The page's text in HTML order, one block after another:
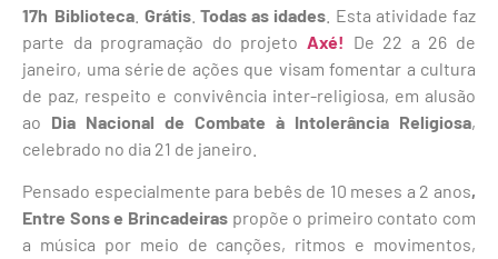
17h Biblioteca Grátis. Todas as idades . Esta atividade faz
parte da programação do projeto Axé! De 22 a 26 de
janeiro, uma série de ações que visam fomentar a cultura
de paz, respeito e convivência inter-religiosa, em alusão
ao Dia Nacional de Combate à Intolerância Religiosa,
celebrado no dia 21 de janeiro.
Pensado especialmente para bebês de 10 meses a 2 anos,
Entre Sons e Brincadeiraspropõe o primeiro contato com
a música por meio de canções, ritmos e movimentos,